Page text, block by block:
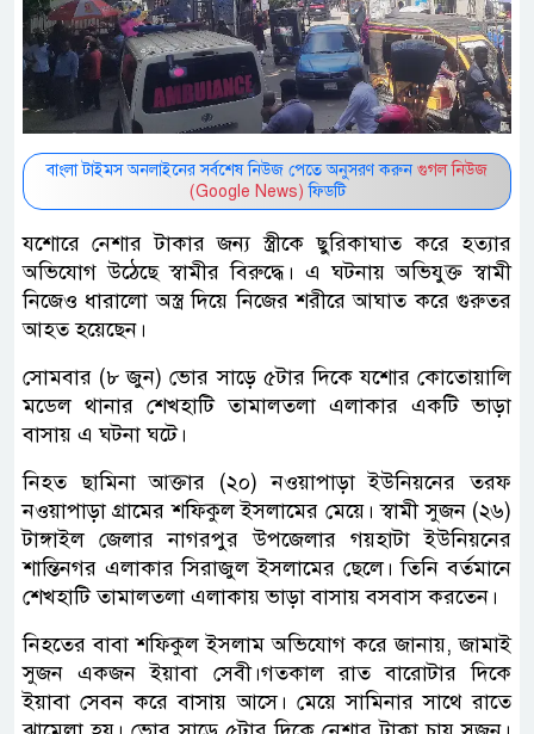
বাংলা টাইমস অনলাইনের সর্বশেষ নিউজ পেতে অনুসরণ করুন গুগল নিউজ
(Google News) ফিডটি
যশোরে নেশার টাকার জন্য স্ত্রীকে ছুরিকাঘাত করে হত্যার
অভিযোগ উঠেছে স্বামীর বিরুদ্ধে। এ ঘটনায় অভিযুক্ত স্বামী
নিজেও ধারালো অস্ত্র দিয়ে নিজের শরীরে আঘাত করে গুরুতর
আহত হয়েছেন।
সোমবার (৮ জুন) ভোর সাড়ে ৫টার দিকে যশোর কোতোয়ালি
মডেল থানার শেখহাটি তামালতলা এলাকার একটি ভাড়া
বাসায় এ ঘটনা ঘটে।
নিহত ছামিনা আক্তার (২০) নওয়াপাড়া ইউনিয়নের তরফ
নওয়াপাড়া গ্রামের শফিকুল ইসলামের মেয়ে। স্বামী সুজন (২৬)
টাঙ্গাইল জেলার নাগরপুর উপজেলার গয়হাটা ইউনিয়নের
শান্তিনগর এলাকার সিরাজুল ইসলামের ছেলে। তিনি বর্তমানে
শেখহাটি তামালতলা এলাকায় ভাড়া বাসায় বসবাস করতেন।
নিহতের বাবা শফিকুল ইসলাম অভিযোগ করে জানায়, জামাই
সুজন একজন ইয়াবা সেবী।গতকাল রাত বারোটার দিকে
ইয়াবা সেবন করে বাসায় আসে। মেয়ে সামিনার সাথে রাতে